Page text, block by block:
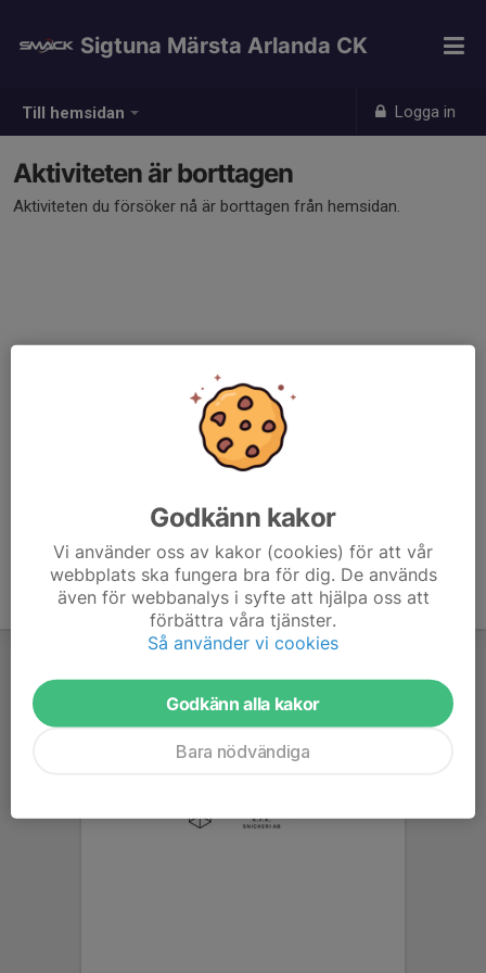
Till hemsidan Logga in
Sigtuna Märsta Arlanda CK
Aktiviteten är borttagen
Aktiviteten du försöker nå är borttagen från hemsidan.
Godkänn kakor
Vi använder oss av kakor (cookies) för att vår
webbplats ska fungera bra för dig. De används
även för webbanalys i syfte att hjälpa oss att
förbättra våra tjänster.
Så använder vi cookies
Godkänn alla kakor
Bara nödvändiga